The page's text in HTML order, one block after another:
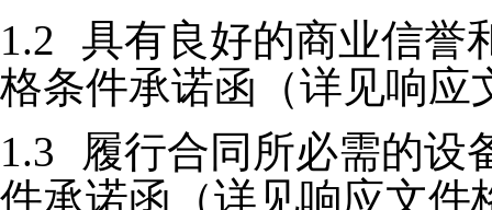
1.2
具有良好的商业信誉
格条件承诺函（详见响应
1.3
履行合同所必需的设
件承诺函（详见响应文件